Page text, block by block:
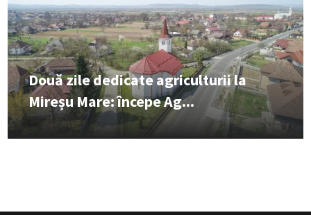
Două zile dedicate agriculturii la
Mireșu Mare: începe Ag...